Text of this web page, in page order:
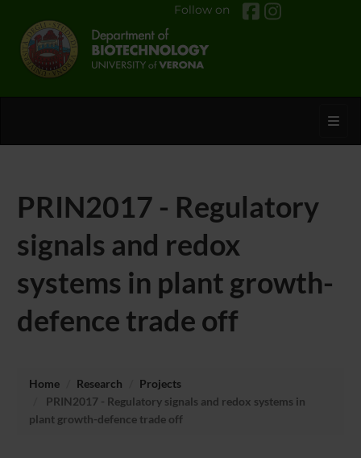
Follow on
PRIN2017 - Regulatory
signals and redox
systems in plant growth-
defence trade off
Home Research
Projects
PRIN2017 - Regulatory signals and redox systems in
plant growth-defence trade off